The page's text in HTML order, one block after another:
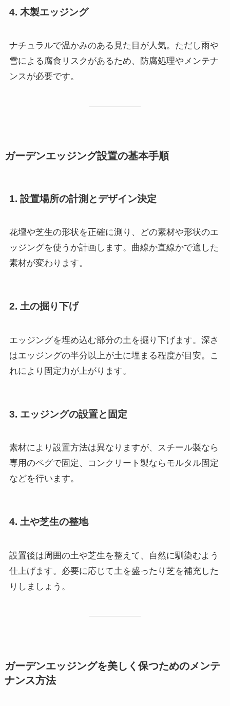
4. 木製エッジング
ナチュラルで温かみのある見た目が人気。ただし雨や
雪による腐食リスクがあるため、防腐処理やメンテナ
ンスが必要です。
ガーデンエッジング設置の基本手順
1. 設置場所の計測とデザイン決定
花壇や芝生の形状を正確に測り、どの素材や形状のエ
ッジングを使うか計画します。曲線か直線かで適した
素材が変わります。
2. 土の掘り下げ
エッジングを埋め込む部分の土を掘り下げます。深さ
はエッジングの半分以上が土に埋まる程度が目安。こ
れにより固定力が上がります。
3. エッジングの設置と固定
素材により設置方法は異なりますが、スチール製なら
専用のペグで固定、コンクリート製ならモルタル固定
などを行います。
4. 土や芝生の整地
設置後は周囲の土や芝生を整えて、自然に馴染むよう
仕上げます。必要に応じて土を盛ったり芝を補充した
りしましょう。
ガーデンエッジングを美しく保つためのメンテ
ナンス方法